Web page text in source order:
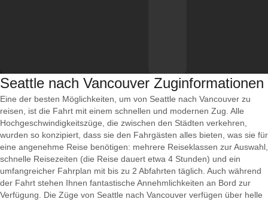
Seattle nach Vancouver Zuginformationen
Eine der besten Möglichkeiten, um von Seattle nach Vancouver zu
reisen, ist die Fahrt mit einem schnellen und modernen Zug. Alle
Hochgeschwindigkeitszüge, die zwischen den Städten verkehren,
wurden so konzipiert, dass sie den Fahrgästen alles bieten, was sie für
eine angenehme Reise benötigen: mehrere Reiseklassen zur Auswahl,
schnelle Reisezeiten (die Reise dauert etwa 4 Stunden) und ein
umfangreicher Fahrplan mit bis zu 2 Abfahrten täglich. Auch während
der Fahrt stehen Ihnen fantastische Annehmlichkeiten an Bord zur
Verfügung. Die Züge von Seattle nach Vancouver verfügen über helle